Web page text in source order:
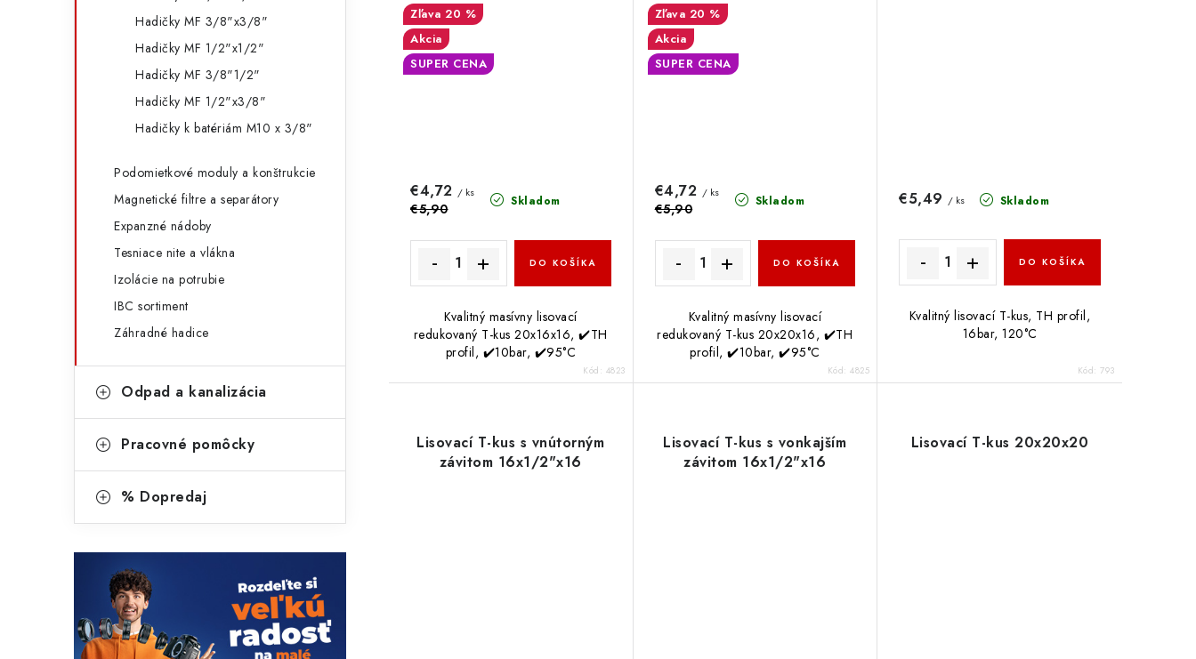
Hadičky MF 3/8"x3/8"
Hadičky MF 1/2"x1/2"
Hadičky MF 3/8"1/2"
Hadičky MF 1/2"x3/8"
Hadičky k batériám M10 x 3/8"
Podomietkové moduly a konštrukcie
Magnetické filtre a separátory
Expanzné nádoby
Tesniace nite a vlákna
Izolácie na potrubie
IBC sortiment
Záhradné hadice
Odpad a kanalizácia
Pracovné pomôcky
% Dopredaj
20 %
Akcia
SUPER CENA
Skladom
€4,72 / ks
€5,90
DO KOŠÍKA
Kvalitný masívny lisovací
redukovaný T-kus 20x16x16, ✔️TH
profil, ✔️10bar, ✔️95°C
Kód: 4823
20 %
Akcia
SUPER CENA
Skladom
€4,72 / ks
€5,90
DO KOŠÍKA
Kvalitný masívny lisovací
redukovaný T-kus 20x20x16, ✔️TH
profil, ✔️10bar, ✔️95°C
Kód:4825
Skladom
€5,49 / ks
DO KOŠÍKA
Kvalitný lisovací T-kus, TH profil,
16bar, 120°C
Kód:793
Lisovací T-kus s vnútorným
závitom 16x1/2"x16
Lisovací T-kus s vonkajším
závitom 16x1/2"x16
Lisovací T-kus 20x20x20